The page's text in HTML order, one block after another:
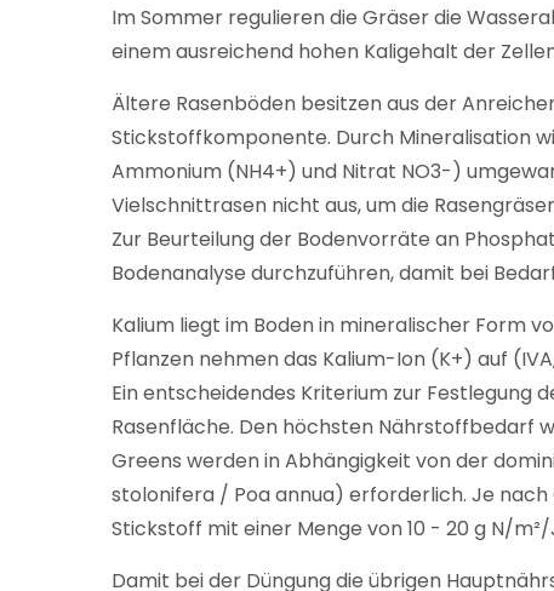
Im Sommer regulieren die Gräser die
einem ausreichend hohen Kaligehalt der
Ältere Rasenböden besitzen aus der
Stickstoffkomponente. Durch Mineralisation
Ammonium (NH4+) und Nitrat NO3-)
Vielschnittrasen nicht aus, um die
Zur Beurteilung der Bodenvorräte an
Bodenanalyse durchzuführen, damit bei
Kalium liegt im Boden in mineralischer Form
Pflanzen nehmen das Kalium-Ion (K+) auf
Ein entscheidendes Kriterium zur Festlegung
Rasenfläche. Den höchsten Nährstoffbedarf
Greens werden in Abhängigkeit von der
stolonifera / Poa annua) erforderlich. Je
Stickstoff mit einer Menge von 10 - 20 g N/
Damit bei der Düngung die übrigen